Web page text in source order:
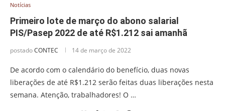
Notícias
Primeiro lote de março do abono salarial
PIS/Pasep 2022 de até R$1.212 sai amanhã
postadoCONTEC 14 de março de 2022
De acordo com o calendário do benefício, duas novas
liberações de até R$1.212 serão feitas duas liberações nesta
semana. Atenção, trabalhadores! O …